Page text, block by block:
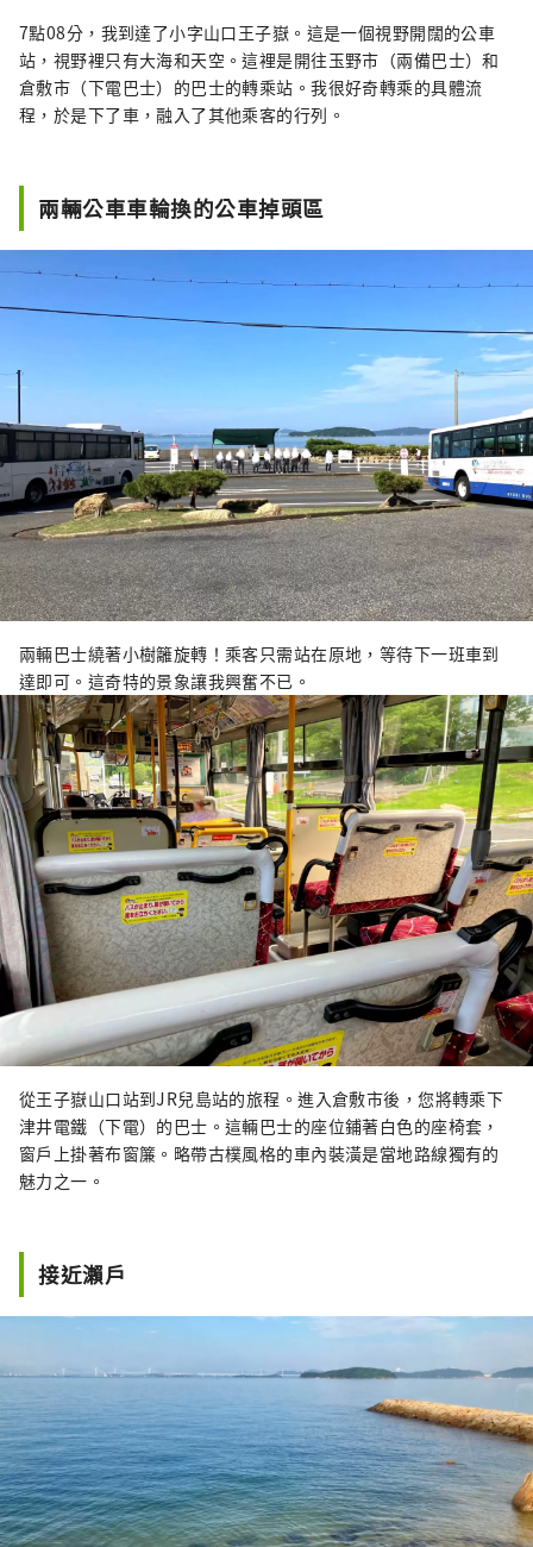
7點08分，我到達了小字山口王子嶽。這是一個視野開闊的公車
站，視野裡只有大海和天空。這裡是開往玉野市（兩備巴士）和
倉敷市（下電巴士）的巴士的轉乘站。我很好奇轉乘的具體流
程，於是下了車，融入了其他乘客的行列。
兩輛公車車輪換的公車掉頭區
兩輛巴士繞著小樹籬旋轉！乘客只需站在原地，等待下一班車到
達即可。這奇特的景象讓我興奮不已。
從王子嶽山口站到JR兒島站的旅程。進入倉敷市後，您將轉乘下
津井電鐵（下電）的巴士。這輛巴士的座位鋪著白色的座椅套，
窗戶上掛著布窗簾。略帶古樸風格的車內裝潢是當地路線獨有的
魅力之一。
接近瀨戶